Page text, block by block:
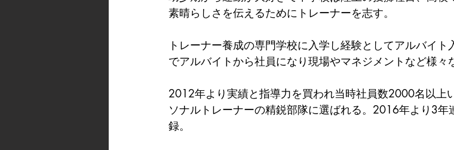
素晴らしさを伝えるためにトレーナーを志す。
トレーナー養成の専門学校に入学し経験としてアルバイ
でアルバイトから社員になり現場やマネジメントなど様々
2012年より実績と指導力を買われ当時社員数2000名以上
ソナルトレーナーの精鋭部隊に選ばれる。2016年より3
録。